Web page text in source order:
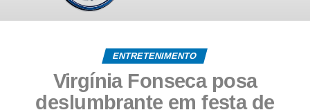
ENTRETENIMENTO
Virgínia Fonseca posa
deslumbrante em festa de